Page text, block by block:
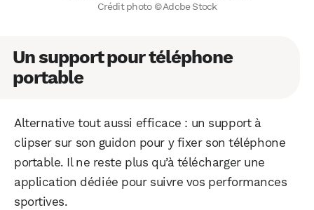
Crédit photo © Adobe Stock
Un support pour téléphone
portable
Alternative tout aussi efficace : un support à
clipser sur son guidon pour y fixer son téléphone
portable. Il ne reste plus qu’à télécharger une
application dédiée pour suivre vos performances
sportives.